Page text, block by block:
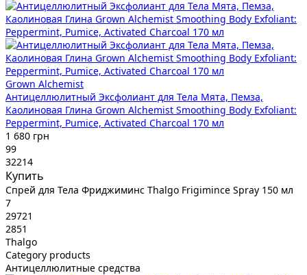
Grown Alchemist
Антицеллюлитный Эксфолиант для Тела Мята, Пемза,
Каолиновая Глина Grown Alchemist Smoothing Body Exfoliant:
Peppermint, Pumice, Activated Charcoal 170 мл
1 680 грн
99
32214
Купить
Спрей для Тела Фриджиминс Thalgo Frigimince Spray 150 мл
7
29721
2851
Thalgo
Category products
Антицеллюлитные средства